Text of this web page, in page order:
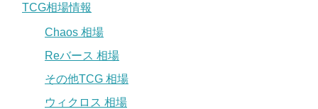
TCG相場情報
Chaos 相場
Reバース 相場
その他TCG 相場
ウィクロス 相場